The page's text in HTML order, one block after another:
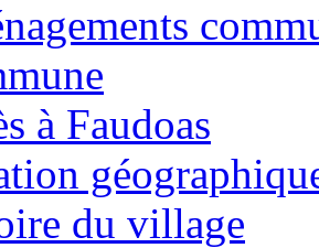
à Faudoas
du village